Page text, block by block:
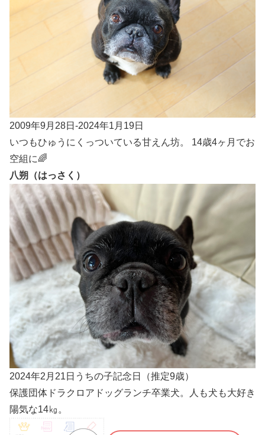
2009年9月28日-2024年1月19日
いつもひゅうにくっついている甘えん坊。 14歳4ヶ月でお
空組に🌈
八朔（はっさく）
2024年2月21日うちの子記念日（推定9歳）
保護団体ドラクロアドッグランチ卒業犬。人も犬も大好き
陽気な14㎏。